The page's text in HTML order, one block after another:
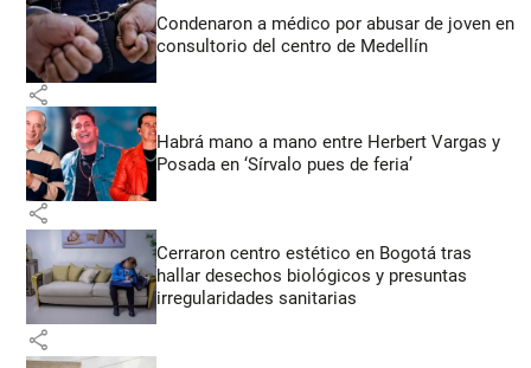
Condenaron a médico por abusar de joven en
consultorio del centro de Medellín
share
Habrá mano a mano entre Herbert Vargas y
Posada en ‘Sírvalo pues de feria’
share
Cerraron centro estético en Bogotá tras
hallar desechos biológicos y presuntas
irregularidades sanitarias
share